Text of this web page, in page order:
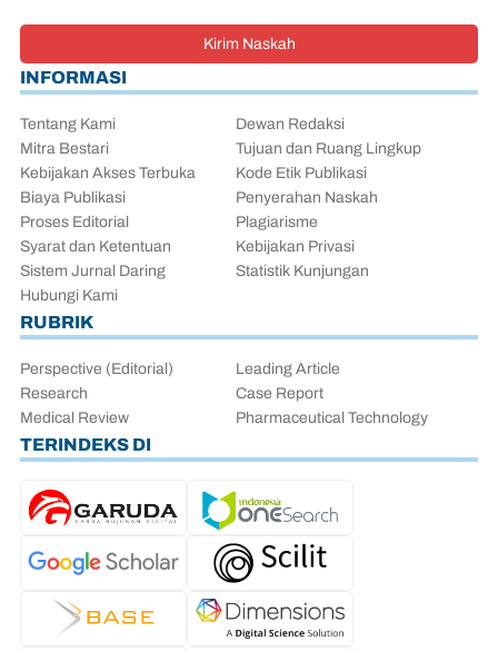
INFORMASI
Tentang Kami
Dewan Redaksi
Mitra Bestari
Tujuan dan Ruang Lingkup
Kebijakan Akses Terbuka
Kode Etik Publikasi
Biaya Publikasi
Penyerahan Naskah
Proses Editorial
Plagiarisme
Syarat dan Ketentuan
Kebijakan Privasi
Sistem Jurnal Daring
Statistik Kunjungan
Hubungi Kami
Kirim Naskah
RUBRIK
Perspective (Editorial)
Leading Article
Research
Case Report
Medical Review
Pharmaceutical Technology
TERINDEKS DI